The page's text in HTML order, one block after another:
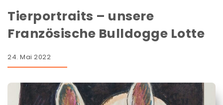
Tierportraits – unsere
Französische Bulldogge Lotte
24. Mai 2022